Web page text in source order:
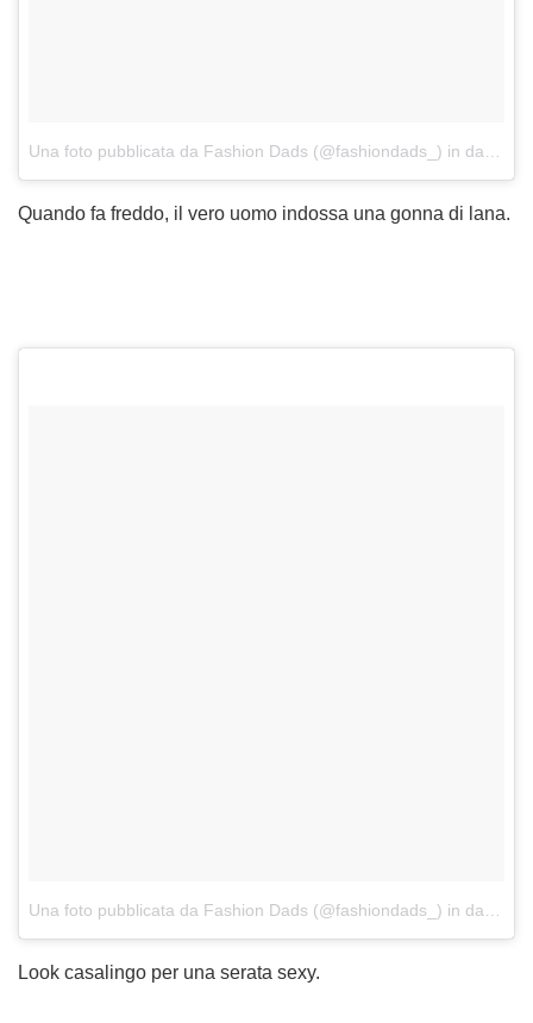
Una foto pubblicata da Fashion Dads (@fashiondads_) in data:
Quando fa freddo, il vero uomo indossa una gonna di lana.
Una foto pubblicata da Fashion Dads (@fashiondads_) in data:
Look casalingo per una serata sexy.